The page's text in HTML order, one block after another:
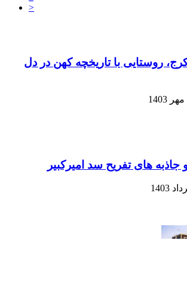
>
روستایی با تاریخچه کهن در دل
های تفریح سد امیرکبیر